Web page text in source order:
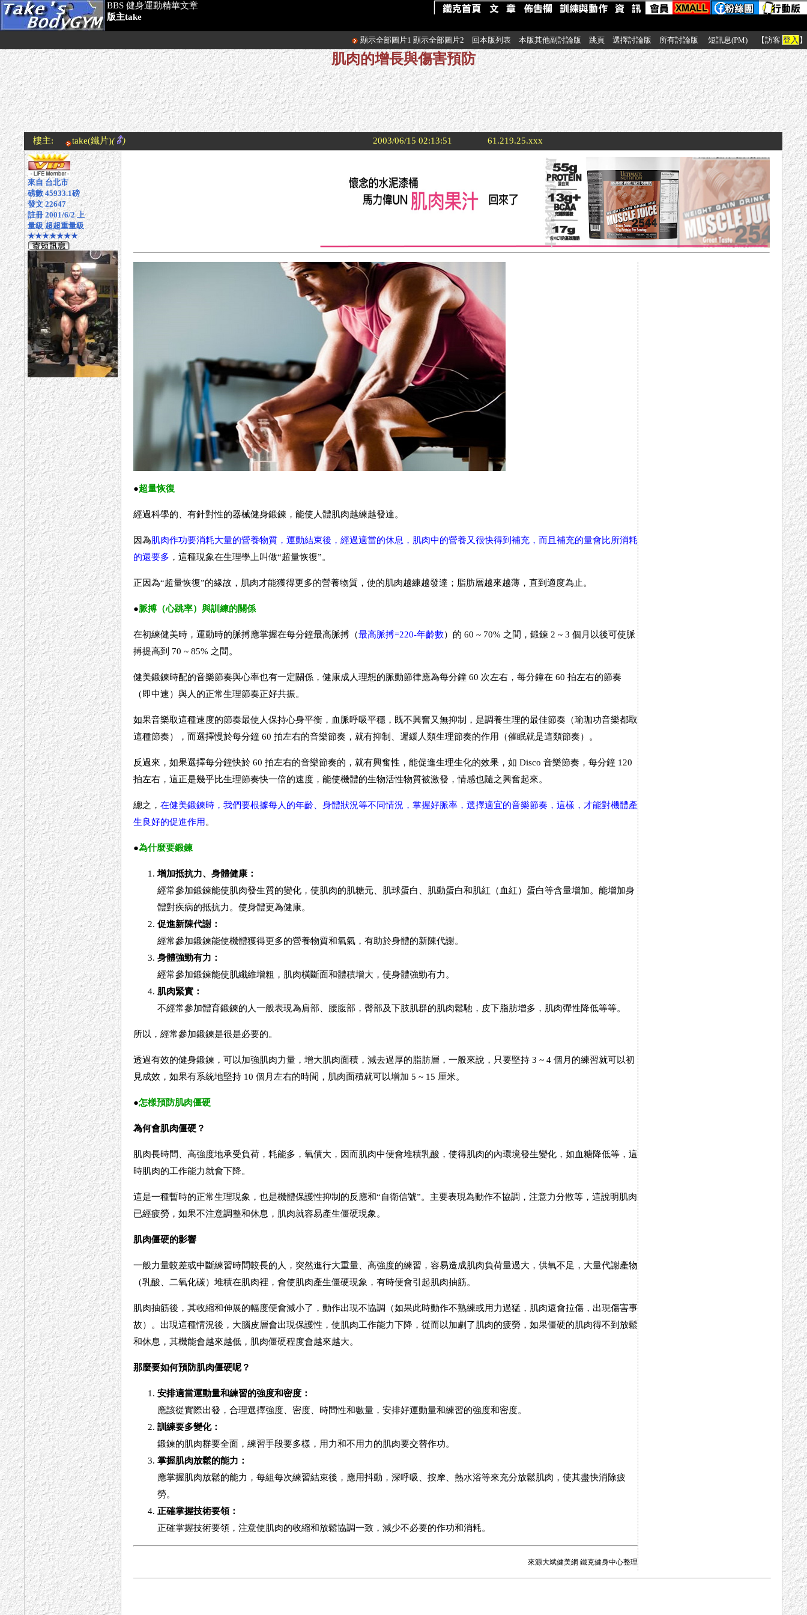
BBS 健身運動精華文章
版主take
顯示全部圖片1 顯示全部圖片2 回本版列表 本版其他副討論版 跳頁 選擇討論版 所有討論版 短訊息(PM) 【訪客 登入 】
肌肉的增長與傷害預防
樓主: take(鐵片)( ) 2003/06/15 02:13:51 61.219.25.xxx
來自 台北市
磅數 45933.1磅
發文 22647
註冊 2001/6/2 上
量級 超超重量級
★★★★★★★
●超量恢復
經過科學的、有針對性的器械健身鍛鍊，能使人體肌肉越練越發達。
因為肌肉作功要消耗大量的營養物質，運動結束後，經過適當的休息，肌肉中的營養又很快得到補充，而且補充的量會比所消耗
的還要多 ，這種現象在生理學上叫做“超量恢復”。
正因為“超量恢復”的緣故，肌肉才能獲得更多的營養物質，使的肌肉越練越發達；脂肪層越來越薄，直到適度為止。
●脈搏（心跳率）與訓練的關係
在初練健美時，運動時的脈搏應掌握在每分鐘最高脈搏（最高脈搏=220-年齡數）的 60 ~ 70% 之間，鍛鍊 2 ~ 3 個月以後可使脈
搏提高到 70 ~ 85% 之間。
健美鍛鍊時配的音樂節奏與心率也有一定關係，健康成人理想的脈動節律應為每分鐘 60 次左右，每分鐘在 60 拍左右的節奏
（即中速）與人的正常生理節奏正好共振。
如果音樂取這種速度的節奏最使人保持心身平衡，血脈呼吸平穩，既不興奮又無抑制，是調養生理的最佳節奏（瑜珈功音樂都取
這種節奏），而選擇慢於每分鐘 60 拍左右的音樂節奏，就有抑制、遲緩人類生理節奏的作用（催眠就是這類節奏）。
反過來，如果選擇每分鐘快於 60 拍左右的音樂節奏的，就有興奮性，能促進生理生化的效果，如 Disco 音樂節奏，每分鐘 120
拍左右，這正是幾乎比生理節奏快一倍的速度，能使機體的生物活性物質被激發，情感也隨之興奮起來。
總之，在健美鍛鍊時，我們要根據每人的年齡、身體狀況等不同情況，掌握好脈率，選擇適宜的音樂節奏，這樣，才能對機體產
生良好的促進作用。
●為什麼要鍛鍊
增加抵抗力、身體健康：
經常參加鍛鍊能使肌肉發生質的變化，使肌肉的肌糖元、肌球蛋白、肌動蛋白和肌紅（血紅）蛋白等含量增加。能增加身
體對疾病的抵抗力。使身體更為健康。
促進新陳代謝：
經常參加鍛鍊能使機體獲得更多的營養物質和氧氣，有助於身體的新陳代謝。
身體強勁有力：
經常參加鍛鍊能使肌纖維增粗，肌肉橫斷面和體積增大，使身體強勁有力。
肌肉緊實：
不經常參加體育鍛鍊的人一般表現為肩部、腰腹部，臀部及下肢肌群的肌肉鬆馳，皮下脂肪增多，肌肉彈性降低等等。
所以，經常參加鍛鍊是很是必要的。
透過有效的健身鍛鍊，可以加強肌肉力量，增大肌肉面積，減去過厚的脂肪層，一般來說，只要堅持 3 ~ 4 個月的練習就可以初
見成效，如果有系統地堅持 10 個月左右的時間，肌肉面積就可以增加 5 ~ 15 厘米。
●怎樣預防肌肉僵硬
為何會肌肉僵硬？
肌肉長時間、高強度地承受負荷，耗能多，氧債大，因而肌肉中便會堆積乳酸，使得肌肉的內環境發生變化，如血糖降低等，這
時肌肉的工作能力就會下降。
這是一種暫時的正常生理現象，也是機體保護性抑制的反應和“自衛信號”。主要表現為動作不協調，注意力分散等，這說明肌肉
已經疲勞，如果不注意調整和休息，肌肉就容易產生僵硬現象。
肌肉僵硬的影響
一般力量較差或中斷練習時間較長的人，突然進行大重量、高強度的練習，容易造成肌肉負荷量過大，供氧不足，大量代謝產物
（乳酸、二氧化碳）堆積在肌肉裡，會使肌肉產生僵硬現象，有時便會引起肌肉抽筋。
肌肉抽筋後，其收縮和伸展的幅度便會減小了，動作出現不協調（如果此時動作不熟練或用力過猛，肌肉還會拉傷，出現傷害事
故）。出現這種情況後，大腦皮層會出現保護性，使肌肉工作能力下降，從而以加劇了肌肉的疲勞，如果僵硬的肌肉得不到放鬆
和休息，其機能會越來越低，肌肉僵硬程度會越來越大。
那麼要如何預防肌肉僵硬呢？
安排適當運動量和練習的強度和密度：
應該從實際出發，合理選擇強度、密度、時間性和數量，安排好運動量和練習的強度和密度。
訓練要多變化：
鍛鍊的肌肉群要全面，練習手段要多樣，用力和不用力的肌肉要交替作功。
掌握肌肉放鬆的能力：
應掌握肌肉放鬆的能力，每組每次練習結束後，應用抖動，深呼吸、按摩、熱水浴等來充分放鬆肌肉，使其盡快消除疲
勞。
正確掌握技術要領：
正確掌握技術要領，注意使肌肉的收縮和放鬆協調一致，減少不必要的作功和消耗。
來源大斌健美網 鐵克健身中心整理